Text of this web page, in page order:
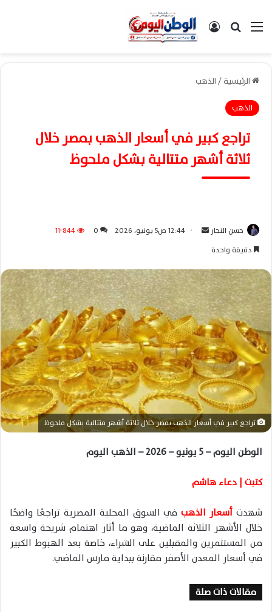
القائمةبحث عن تسجيل الدخول
الرئيسية/الذهب
الذهب
تراجع كبير في أسعار الذهب بمصر خلال
ثلاثة أشهر متتالية بشكل ملحوظ
حسن النجار
ل
ر
ي
د
ا
إ
ل
ك
ت
ر
و
ن
ا
12:44 ص5 يونيو، 2026 0
11٬844
دقيقة واحدة
تراجع كبير في أسعار الذهب بمصر خلال ثلاثة أشهر متتالية بشكل ملحوظ
الوطن اليوم – 5 يونيو – 2026 – الذهب اليوم
كتبت | دعاء هاشم
شهدت أسعار الذهبفي السوق المحلية المصرية تراجعًا واضحًا
خلال الأشهر الثلاثة الماضية، وهو ما أثار اهتمام شريحة واسعة
من المستثمرين والمقبلين على الشراء، خاصة بعد الهبوط الكبير
في أسعار المعدن الأصفر مقارنة ببداية مارس الماضي.
مقالات ذات صلة